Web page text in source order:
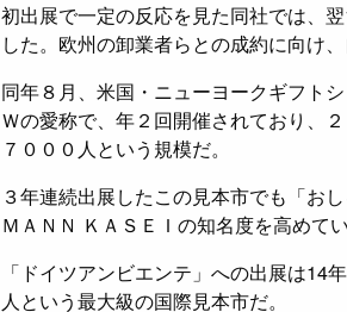
初出展で一定の反応を見た同社では、
した。欧州の卸業者らとの成約に向け
同年８月、米国・ニューヨークギフ
Ｗの愛称で、年２回開催されており、
７０００人という規模だ。
３年連続出展したこの見本市でも「お
ＭＡＮＮ ＫＡＳＥＩの知名度を高めてい
「ドイツアンビエンテ」への出展は14
人という最大級の国際見本市だ。